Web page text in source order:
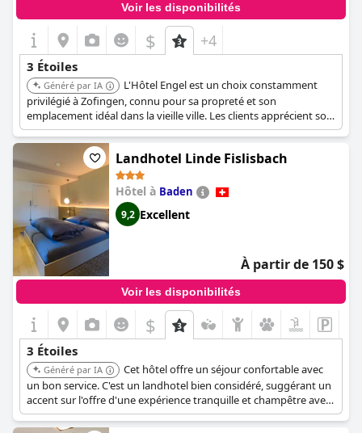
Voir les disponibilités
$ +4
3 Étoiles
Généré par IA
L'Hôtel Engel est un choix constamment
privilégié à Zofingen, connu pour sa propreté et son
emplacement idéal dans la vieille ville. Les clients apprécient son
cadre magnifique et son accessibilité aux commodités locales.
Landhotel Linde Fislisbach
Hôtel à Baden
9,2 Excellent
À partir de 150 $
Voir les disponibilités
$
3 Étoiles
Généré par IA
Cet hôtel offre un séjour confortable avec
un bon service. C'est un landhotel bien considéré, suggérant un
accent sur l'offre d'une expérience tranquille et champêtre avec
une touche personnelle.